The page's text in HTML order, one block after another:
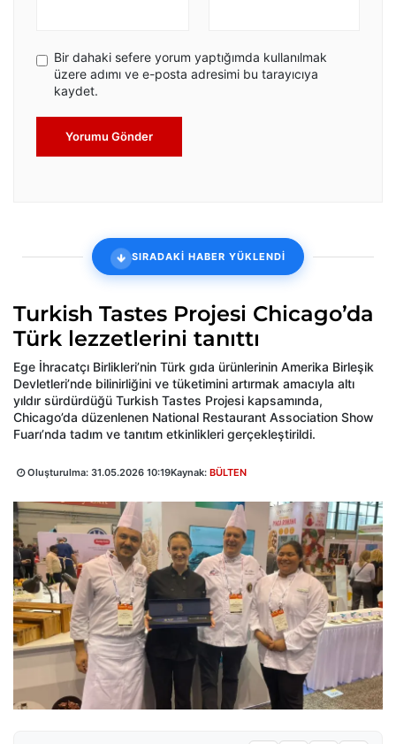
Bir dahaki sefere yorum yaptığımda kullanılmak
üzere adımı ve e-posta adresimi bu tarayıcıya
kaydet.
Yorumu Gönder
SIRADAKİ HABER YÜKLENDİ
Turkish Tastes Projesi Chicago’da
Türk lezzetlerini tanıttı
Ege İhracatçı Birlikleri’nin Türk gıda ürünlerinin Amerika Birleşik
Devletleri’nde bilinirliğini ve tüketimini artırmak amacıyla altı
yıldır sürdürdüğü Turkish Tastes Projesi kapsamında,
Chicago’da düzenlenen National Restaurant Association Show
Fuarı’nda tadım ve tanıtım etkinlikleri gerçekleştirildi.
Oluşturulma: 31.05.2026 10:19Kaynak: BÜLTEN